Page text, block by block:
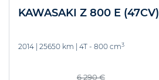
KAWASAKI Z 800 E (47CV)
2014 25650 km 4T - 800 cm3
6 290 €